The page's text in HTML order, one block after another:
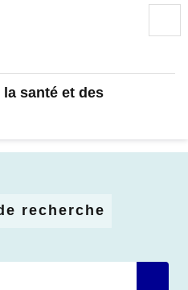
santé et des
recherche